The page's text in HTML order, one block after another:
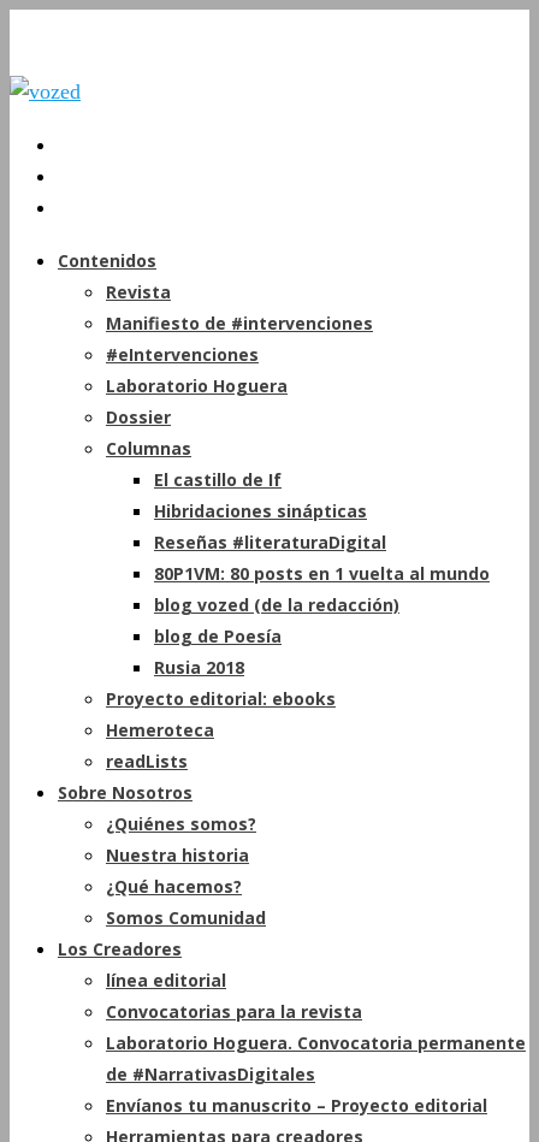
Contenidos
Revista
Manifiesto de #intervenciones
#eIntervenciones
Laboratorio Hoguera
Dossier
Columnas
El castillo de If
Hibridaciones sinápticas
Reseñas #literaturaDigital
80P1VM: 80 posts en 1 vuelta al mundo
blog vozed (de la redacción)
blog de Poesía
Rusia 2018
Proyecto editorial: ebooks
Hemeroteca
readLists
Sobre Nosotros
¿Quiénes somos?
Nuestra historia
¿Qué hacemos?
Somos Comunidad
Los Creadores
línea editorial
Convocatorias para la revista
Laboratorio Hoguera. Convocatoria permanente
de #NarrativasDigitales
Envíanos tu manuscrito – Proyecto editorial
Herramientas para creadores